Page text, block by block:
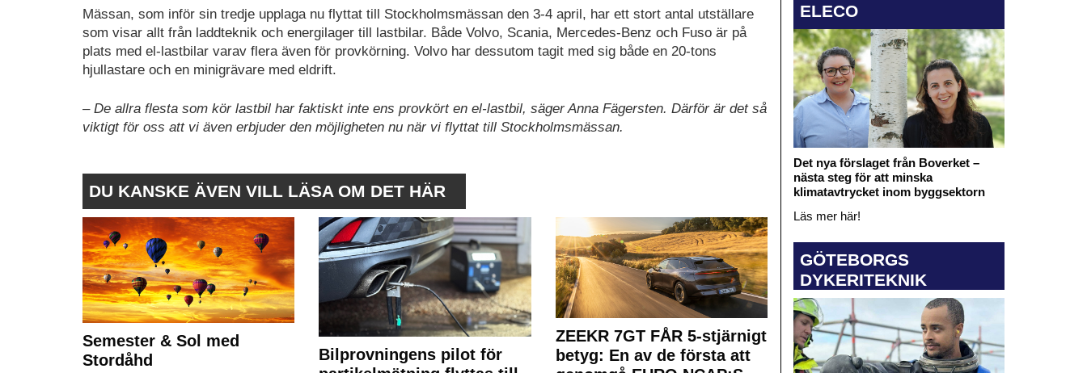
Mässan, som inför sin tredje upplaga nu flyttat till Stockholmsmässan den 3-4 april, har ett stort antal utställare
som visar allt från laddteknik och energilager till lastbilar. Både Volvo, Scania, Mercedes-Benz och Fuso är på
plats med el-lastbilar varav flera även för provkörning. Volvo har dessutom tagit med sig både en 20-tons
hjullastare och en minigrävare med eldrift.
– De allra flesta som kör lastbil har faktiskt inte ens provkört en el-lastbil, säger Anna Fägersten. Därför är det så
viktigt för oss att vi även erbjuder den möjligheten nu när vi flyttat till Stockholmsmässan.
DU KANSKE ÄVEN VILL LÄSA OM DET HÄR
Semester & Sol med
Stordåhd
Bilprovningens pilot för
ZEEKR 7GT FÅR 5-stjärnigt
betyg: En av de första att
ELECO
Det nya förslaget från Boverket –
nästa steg för att minska
klimatavtrycket inom byggsektorn
Läs mer här!
GÖTEBORGS
DYKERITEKNIK